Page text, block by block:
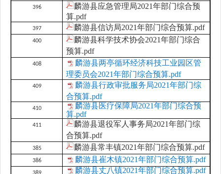
396
麟游县应急管理局2021年部门综合预
算.pdf
397 麟游县信访局2021年部门综合预算.pdf
400
麟游县科学技术协会2021年部门综合
预算.pdf
408
麟游县两亭循环经济科技工业园区管
理委员会2021年部门综合预算.pdf
409
麟游县行政审批服务局2021年部门综
合预算.pdf
410
麟游县医疗保障局2021年部门综合预
算.pdf
411
麟游县退役军人事务局2021年部门综
合预算.pdf
385 麟游县常丰镇2021年部门综合预算.pdf
386 麟游县崔木镇2021年部门综合预算.pdf
麟游县丈八镇2021年部门综合预算.pdf